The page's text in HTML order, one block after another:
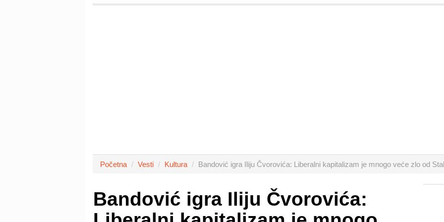
Početna Vesti Kultura Bandović igra Iliju Čvorovića: Liberalni kapitalizam je mnogo veće zlo od
Bandović igra Iliju Čvorovića: